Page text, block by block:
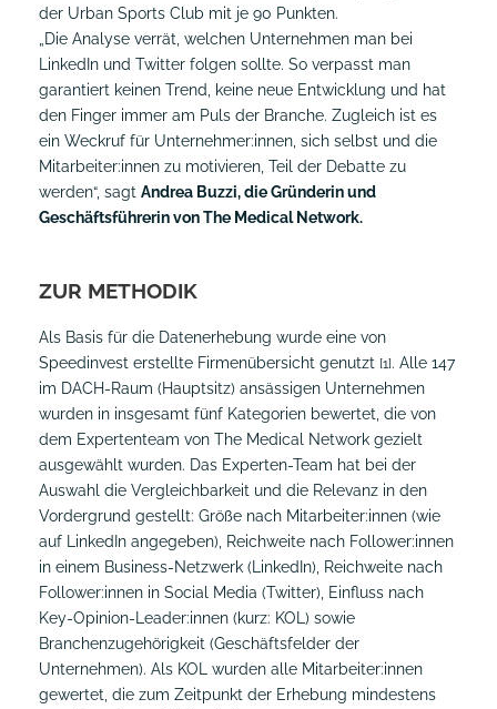
der Urban Sports Club mit je 90 Punkten.
„Die Analyse verrät, welchen Unternehmen man bei
LinkedIn und Twitter folgen sollte. So verpasst man
garantiert keinen Trend, keine neue Entwicklung und hat
den Finger immer am Puls der Branche. Zugleich ist es
ein Weckruf für Unternehmer:innen, sich selbst und die
Mitarbeiter:innen zu motivieren, Teil der Debatte zu
werden“, sagt Andrea Buzzi, die Gründerin und
Geschäftsführerin von The Medical Network.
ZUR METHODIK
Als Basis für die Datenerhebung wurde eine von
Speedinvest erstellte Firmenübersicht genutzt [1]. Alle 147
im DACH-Raum (Hauptsitz) ansässigen Unternehmen
wurden in insgesamt fünf Kategorien bewertet, die von
dem Expertenteam von The Medical Network gezielt
ausgewählt wurden. Das Experten-Team hat bei der
Auswahl die Vergleichbarkeit und die Relevanz in den
Vordergrund gestellt: Größe nach Mitarbeiter:innen (wie
auf LinkedIn angegeben), Reichweite nach Follower:innen
in einem Business-Netzwerk (LinkedIn), Reichweite nach
Follower:innen in Social Media (Twitter), Einfluss nach
Key-Opinion-Leader:innen (kurz: KOL) sowie
Branchenzugehörigkeit (Geschäftsfelder der
Unternehmen). Als KOL wurden alle Mitarbeiter:innen
gewertet, die zum Zeitpunkt der Erhebung mindestens